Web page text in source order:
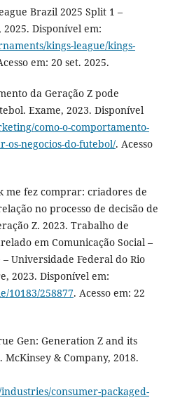
Brazil 2025 Split 1 –
2025. Disponível em:
kings-league/kings-
em: 20 set. 2025.
da Geração Z pode
Exame, 2023. Disponível
como-o-comportamento-
os-negocios-do-futebol/. Acesso
me fez comprar: criadores de
no processo de decisão de
Z. 2023. Trabalho de
em Comunicação Social –
Universidade Federal do Rio
2023. Disponível em:
10183/258877. Acesso em: 22
Gen: Generation Z and its
& Company, 2018.
consumer-packaged-